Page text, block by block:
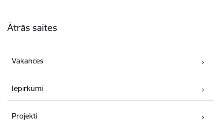
Ātrās saites
Vakances
Iepirkumi
Projekti